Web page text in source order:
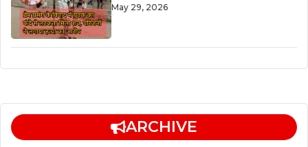
May 29, 2026
ARCHIVE